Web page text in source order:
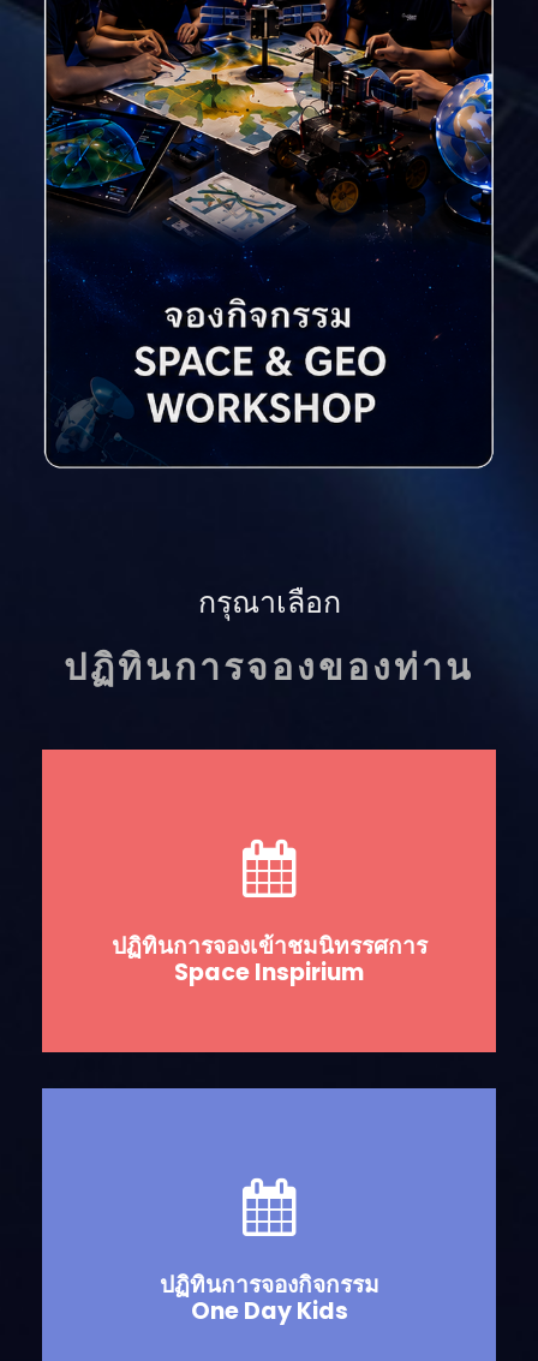
กรุณาเลือก
ปฏิทินการจองของท่าน
ปฏิทินการจองเข้าชมนิทรรศการ
Space Inspirium
ปฏิทินการจองกิจกรรม
One Day Kids